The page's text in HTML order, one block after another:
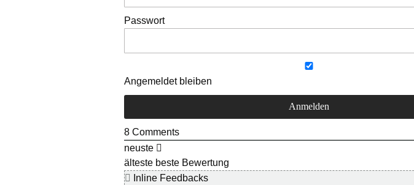
Passwort
Angemeldet bleiben
8 Comments
neuste
älteste beste Bewertung
Inline Feedbacks